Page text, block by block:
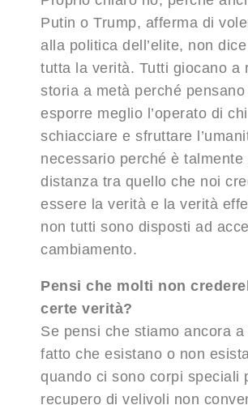
Putin o Trump, afferma di
alla politica dell’elite, non
tutta la verità. Tutti giocano a
storia a metà perché
esporre meglio l’operato di
schiacciare e sfruttare
necessario perché è talmente
distanza tra quello che noi
essere la verità e la verità
non tutti sono disposti ad
cambiamento.
Pensi che molti non
certe verità?
Se pensi che stiamo ancora a
fatto che esistano o non
quando ci sono corpi speciali
recupero di velivoli non